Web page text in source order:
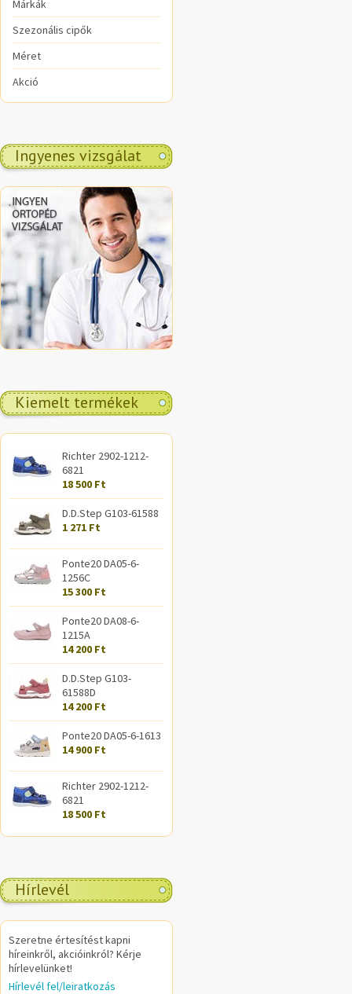
Márkák
Szezonális cipők
Méret
Akció
Ingyenes vizsgálat
.
Kiemelt termékek
Richter 2902-1212-
6821
18 500 Ft
D.D.Step G103-61588
1 271 Ft
Ponte20 DA05-6-
1256C
15 300 Ft
Ponte20 DA08-6-
1215A
14 200 Ft
D.D.Step G103-
61588D
14 200 Ft
Ponte20 DA05-6-1613
14 900 Ft
Richter 2902-1212-
6821
18 500 Ft
Hírlevél
Szeretne értesítést kapni
híreinkről, akcióinkról? Kérje
hírlevelünket!
Hírlevél fel/leiratkozás